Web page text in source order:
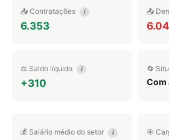
📥 Contratações i
6.353
📤
⚖️ Saldo líquido i
+310
🔄
Com
💰 Salário médio do setor i 🎯